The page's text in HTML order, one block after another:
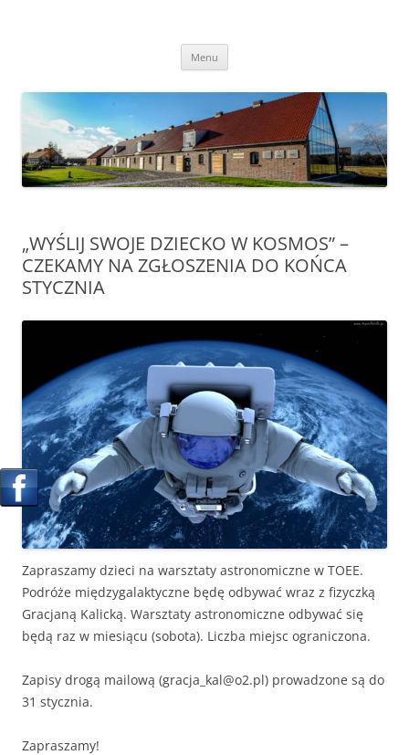
Ekologicznej w Zalesiu
Menu
„WYŚLIJ SWOJE DZIECKO W KOSMOS” –
CZEKAMY NA ZGŁOSZENIA DO KOŃCA
STYCZNIA
Zapraszamy dzieci na warsztaty astronomiczne w TOEE.
Podróże międzygalaktyczne będę odbywać wraz z fizyczką
Gracjaną Kalicką. Warsztaty astronomiczne odbywać się
będą raz w miesiącu (sobota). Liczba miejsc ograniczona.
Zapisy drogą mailową (gracja_kal@o2.pl) prowadzone są do
31 stycznia.
Zapraszamy!